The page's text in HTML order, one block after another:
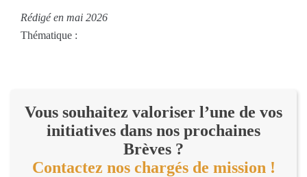
Rédigé en mai 2026
Thématique :
Vous souhaitez valoriser l’une de vos
initiatives dans nos prochaines
Brèves ?
Contactez nos chargés de mission !